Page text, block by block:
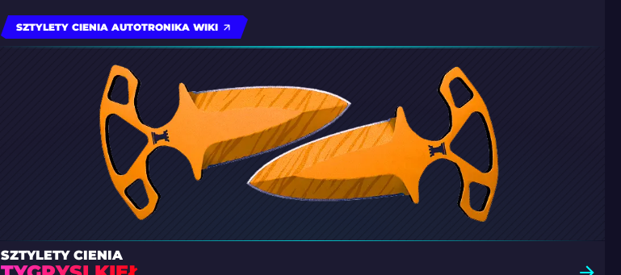
SZTYLETY CIENIA AUTOTRONIKA WIKI
SZTYLETY CIENIA